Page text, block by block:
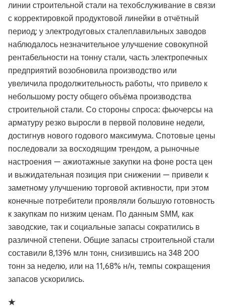
линии строительной стали на техобслуживание в связи
с корректировкой продуктовой линейки в отчётный
период; у электродуговых сталеплавильных заводов
наблюдалось незначительное улучшение совокупной
рентабельности на тонну стали, часть электропечных
предприятий возобновила производство или
увеличила продолжительность работы, что привело к
небольшому росту общего объёма производства
строительной стали. Со стороны спроса: фьючерсы на
арматуру резко выросли в первой половине недели,
достигнув нового годового максимума. Спотовые цены
последовали за восходящим трендом, а рыночные
настроения — ажиотажные закупки на фоне роста цен
и выжидательная позиция при снижении — привели к
заметному улучшению торговой активности, при этом
конечные потребители проявляли большую готовность
к закупкам по низким ценам. По данным SMM, как
заводские, так и социальные запасы сократились в
различной степени. Общие запасы строительной стали
составили 8,1396 млн тонн, снизившись на 348 200
тонн за неделю, или на 11,68% н/н, темпы сокращения
запасов ускорились.
★